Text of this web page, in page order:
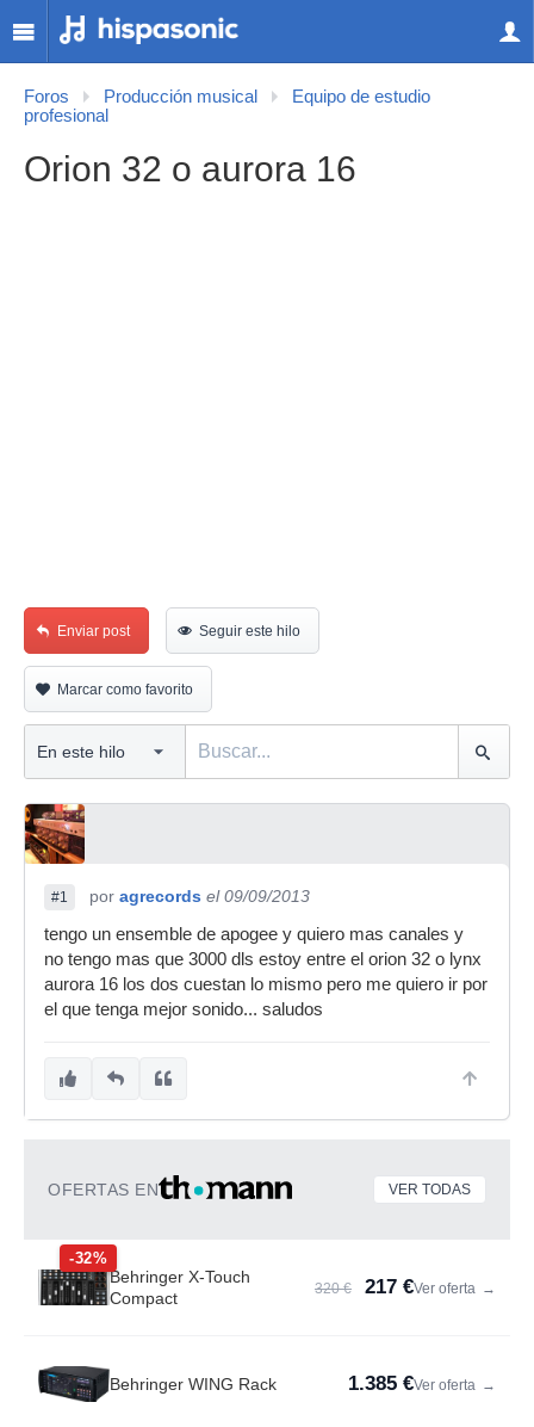
Foros Producción musical
Equipo de estudio
profesional
Orion 32 o aurora 16
Enviar post Seguir este hilo
Marcar como favorito
#1 por agrecords el 09/09/2013
tengo un ensemble de apogee y quiero mas canales y
no tengo mas que 3000 dls estoy entre el orion 32 o lynx
aurora 16 los dos cuestan lo mismo pero me quiero ir por
el que tenga mejor sonido... saludos
OFERTAS EN VER TODAS
-32%
Behringer X-Touch
Compact
320 € 217 €Ver oferta →
Behringer WING Rack 1.385 €Ver oferta →